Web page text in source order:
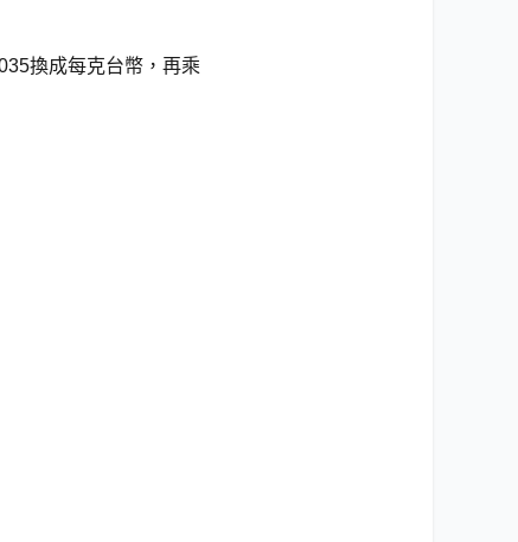
換成每克台幣，再乘